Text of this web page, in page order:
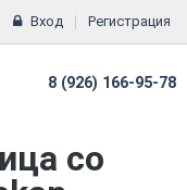
Вход Регистрация
8 (926) 166-95-78
со